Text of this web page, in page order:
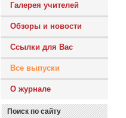
Галерея учителей
Обзоры и новости
Ссылки для Вас
Все выпуски
О журнале
Поиск по сайту